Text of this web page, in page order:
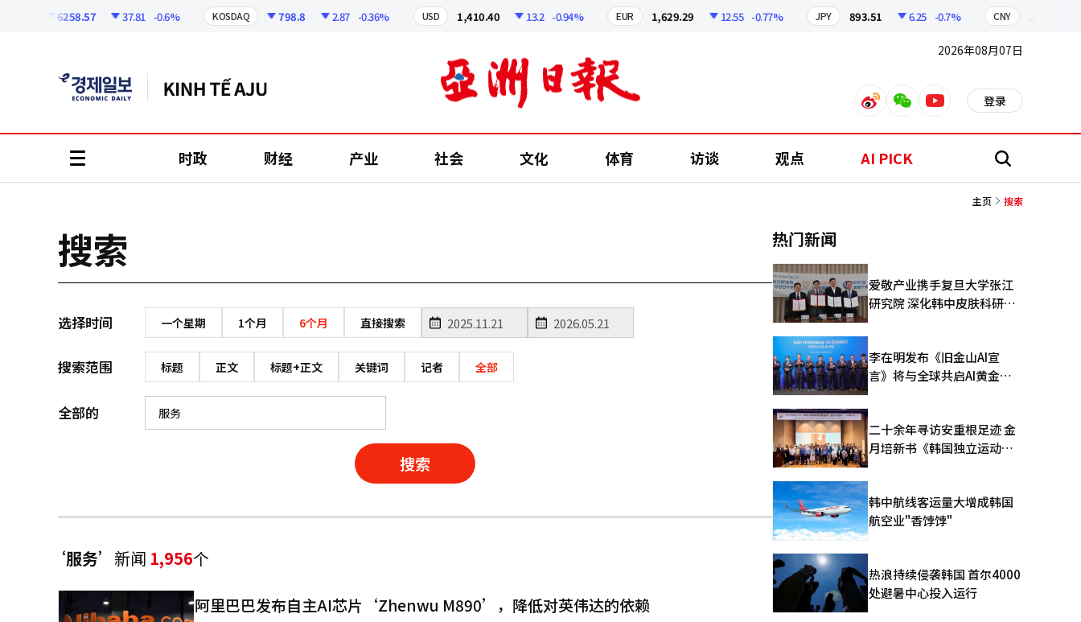
6258.57 37.81 -0.6% KOSDAQ 798.8 2.87 -0.36% USD 1,410.40 13.2 -0.94% EUR 1,629.29 12.55 -0.77% JPY 893.51 6.25 -0.7% CNY
2026年08月07日
weiboweixinyoutube 登录
时政 财经 产业 社会 文化 体育 访谈 观点 AI PICK 搜
主页 搜索
搜索
选择时间 一个星期 1个月 6个月 直接搜索
搜索范围 标题 正文 标题+正文 关键词 记者 全部
全部的
搜索
‘服务’ 新闻 1,956个
阿里巴巴发布自主AI芯片‘Zhenwu M890’，降低对英伟达的依赖
热门新闻
爱敬产业携手复旦大学张江
研究院 深化韩中皮肤科研合
李在明发布《旧金山AI宣
言》将与全球共启AI黄金时
二十余年寻访安重根足迹 金
月培新书《韩国独立运动圣
韩中航线客运量大增成韩国
航空业"香饽饽"
热浪持续侵袭韩国 首尔4000
处避暑中心投入运行